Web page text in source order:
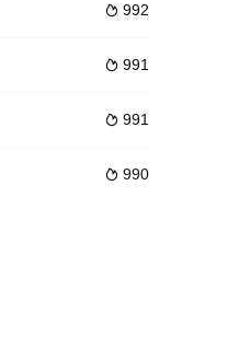
到了高中毕业前的三天，与曾经
for
·希尔希望帮助国家度过这次自
 992
 991
 991
 990